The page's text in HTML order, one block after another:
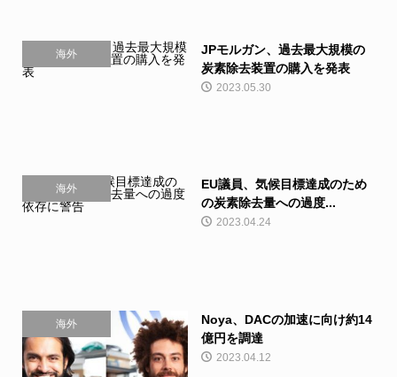
海外
JPモルガン、過去最大規模の
炭素除去装置の購入を発表
2023.05.30
海外
EU議員、気候目標達成のため
の炭素除去量への過度...
2023.04.24
海外
Noya、DACの加速に向け約14
億円を調達
2023.04.12